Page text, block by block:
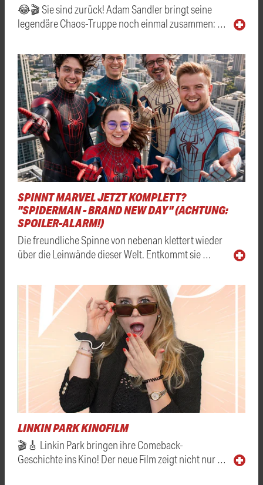
😂🎬 Sie sind zurück! Adam Sandler bringt seine
legendäre Chaos-Truppe noch einmal zusammen: …
SPINNT MARVEL JETZT KOMPLETT?
"SPIDERMAN - BRAND NEW DAY" (ACHTUNG:
SPOILER-ALARM!)
Die freundliche Spinne von nebenan klettert wieder
über die Leinwände dieser Welt. Entkommt sie …
LINKIN PARK KINOFILM
🎬🎸 Linkin Park bringen ihre Comeback-
Geschichte ins Kino! Der neue Film zeigt nicht nur …